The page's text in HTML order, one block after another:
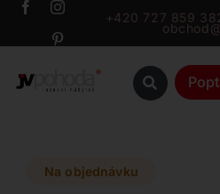
Přeskočit
+420 727 859
Na objednávku